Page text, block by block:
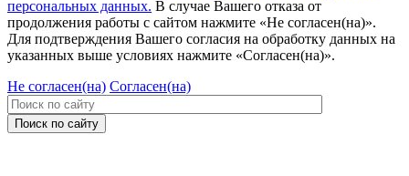
персональных данных. В случае Вашего отказа от
продолжения работы с сайтом нажмите «Не согласен(на)».
Для подтверждения Вашего согласия на обработку данных на
указанных выше условиях нажмите «Согласен(на)».
Не согласен(на) Согласен(на)
Поиск по сайту